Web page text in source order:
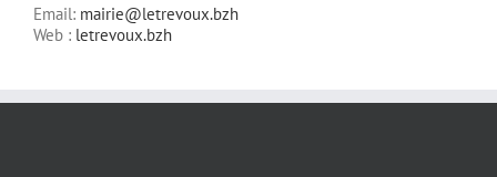
Email: mairie@letrevoux.bzh
Web : letrevoux.bzh